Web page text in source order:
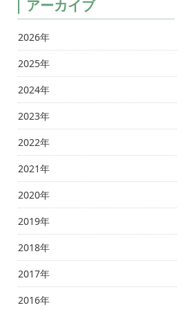
アーカイブ
2026年
2025年
2024年
2023年
2022年
2021年
2020年
2019年
2018年
2017年
2016年